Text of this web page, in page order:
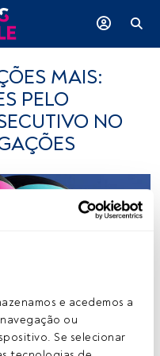
e acedemos a
ou
Se selecionar
MAIS:
PELO
NO